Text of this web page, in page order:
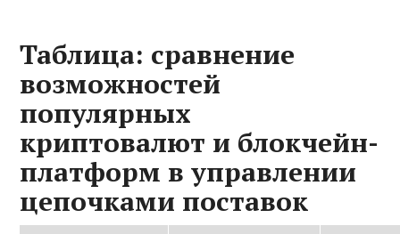
Таблица: сравнение
возможностей
популярных
криптовалют и блокчейн-
платформ в управлении
цепочками поставок